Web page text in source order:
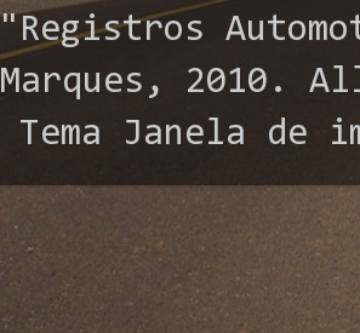
"Registros
Marques, 2010.
Tema Janela de